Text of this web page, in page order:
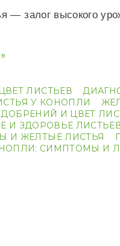
— залог высокого
ЛИСТЬЕВ
У КОНОПЛИ
И ЦВЕТ
И ЗДОРОВЬЕ
И ЖЕЛТЫЕ ЛИСТЬЯ
СИМПТОМЫ И